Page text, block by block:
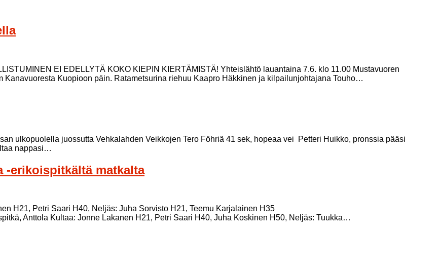
EI EDELLYTÄ KOKO KIEPIN KIERTÄMISTÄ! Yhteislähtö lauantaina 7.6. klo 11.00 Mustavuoren
Kanavuoresta Kuopioon päin. Ratametsurina riehuu Kaapro Häkkinen ja kilpailunjohtajana Touho…
ulkopuolella juossutta Vehkalahden Veikkojen Tero Föhriä 41 sek, hopeaa vei Petteri Huikko, pronssia pääsi
nappasi…
-erikoispitkältä matkalta
H21, Petri Saari H40, Neljäs: Juha Sorvisto H21, Teemu Karjalainen H35
Anttola Kultaa: Jonne Lakanen H21, Petri Saari H40, Juha Koskinen H50, Neljäs: Tuukka…